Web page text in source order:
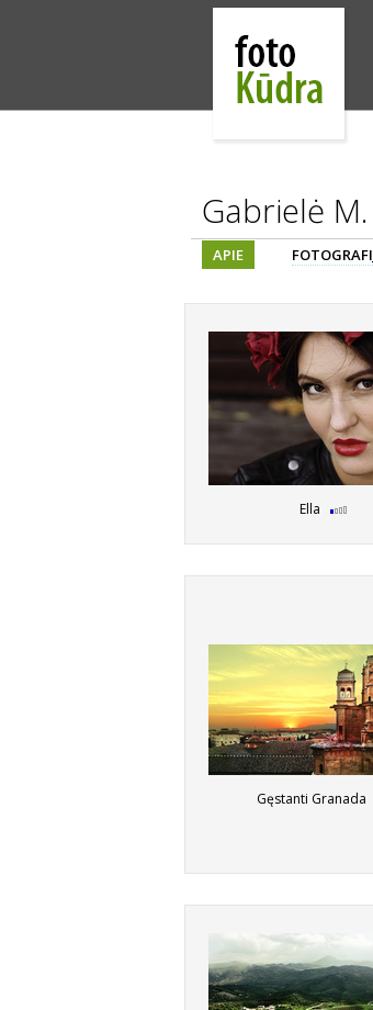
Gabrielė M.
APIE
Ella
Gęstanti Granada